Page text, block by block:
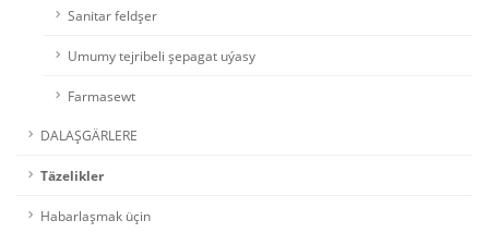
Sanitar feldşer
Umumy tejribeli şepagat uýasy
Farmasewt
DALAŞGÄRLERE
Täzelikler
Habarlaşmak üçin